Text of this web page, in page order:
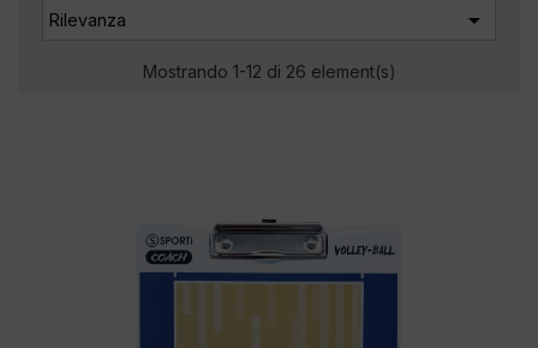
Rilevanza 
Mostrando 1-12 di 26 element(s)